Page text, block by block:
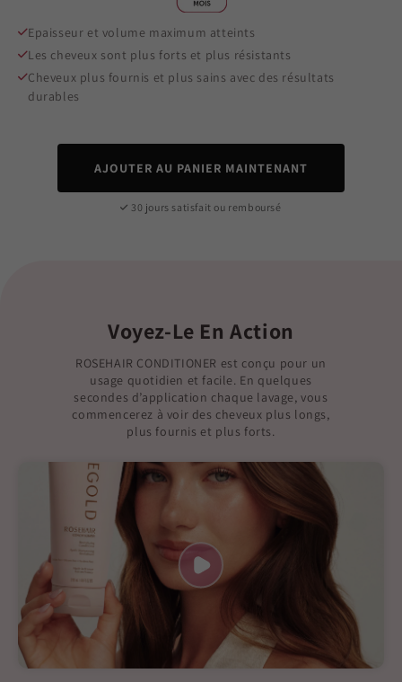
Epaisseur et volume maximum atteints
Les cheveux sont plus forts et plus résistants
Cheveux plus fournis et plus sains avec des résultats
durables
AJOUTER AU PANIER MAINTENANT
30 jours satisfait ou remboursé
Voyez-Le En Action
ROSEHAIR CONDITIONER est conçu pour un
usage quotidien et facile. En quelques
secondes d’application chaque lavage, vous
commencerez à voir des cheveux plus longs,
plus fournis et plus forts.